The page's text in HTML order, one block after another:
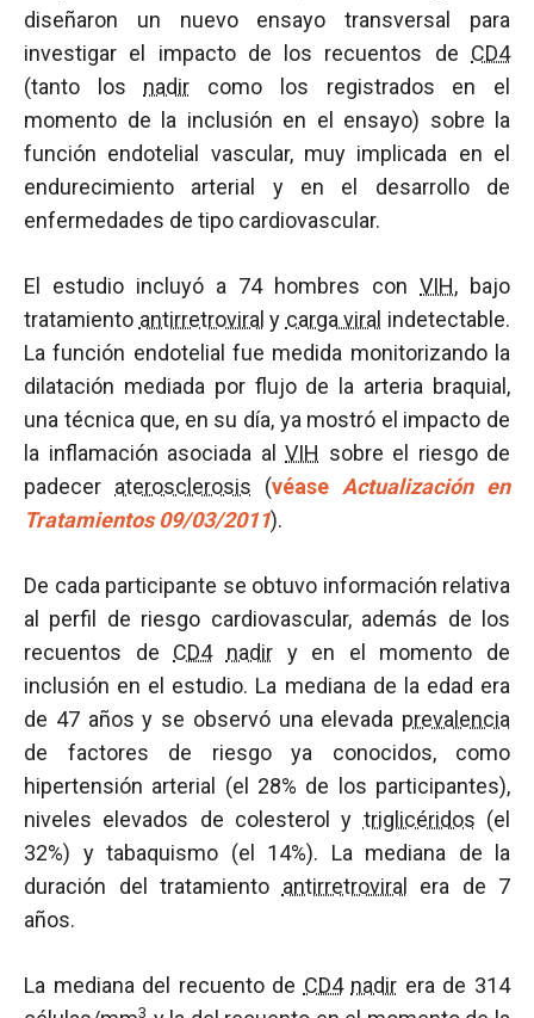
diseñaron un nuevo ensayo transversal para
investigar el impacto de los recuentos de CD4
(tanto los nadir como los registrados en el
momento de la inclusión en el ensayo) sobre la
función endotelial vascular, muy implicada en el
endurecimiento arterial y en el desarrollo de
enfermedades de tipo cardiovascular.
El estudio incluyó a 74 hombres con VIH, bajo
tratamiento antirretroviral y carga viral indetectable.
La función endotelial fue medida monitorizando la
dilatación mediada por flujo de la arteria braquial,
una técnica que, en su día, ya mostró el impacto de
la inflamación asociada al VIH sobre el riesgo de
padecer aterosclerosis (véase Actualización en
Tratamientos 09/03/2011).
De cada participante se obtuvo información relativa
al perfil de riesgo cardiovascular, además de los
recuentos de CD4 nadiry en el momento de
inclusión en el estudio. La mediana de la edad era
de 47 años y se observó una elevada prevalencia
de factores de riesgo ya conocidos, como
hipertensión arterial (el 28% de los participantes),
niveles elevados de colesterol y triglicéridos (el
32%) y tabaquismo (el 14%). La mediana de la
duración del tratamiento antirretroviral
era de 7
años.
La mediana del recuento de CD4 nadir era de 314
3